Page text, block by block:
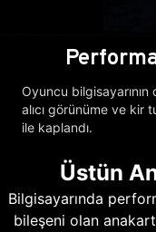
Oyuncu
alıcı görünüme ve kir
ile kaplandı.
Üstün
Bilgisayarında
bileşeni olan